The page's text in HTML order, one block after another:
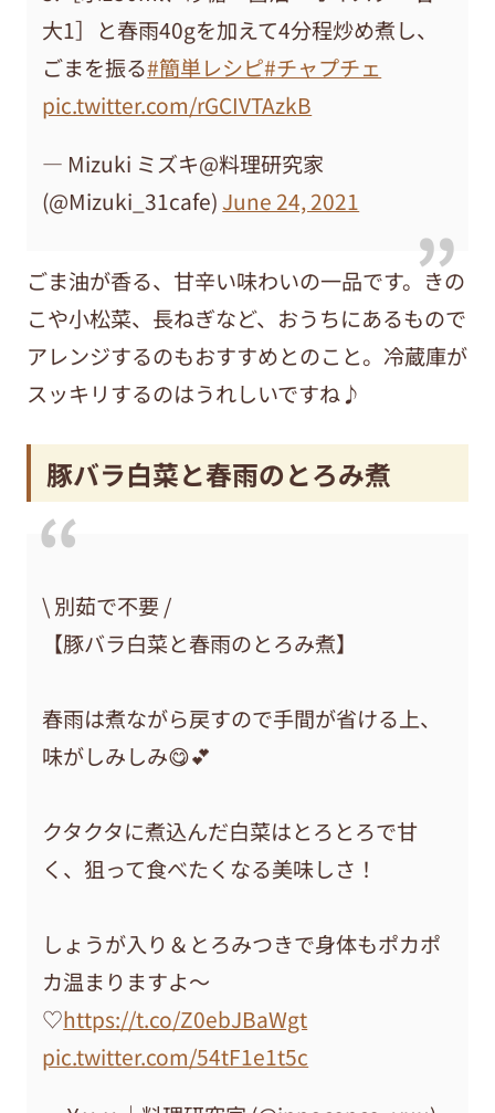
大1］と春雨40gを加えて4分程炒め煮し、
ごまを振る#簡単レシピ#チャプチェ
pic.twitter.com/rGCIVTAzkB
— Mizuki ミズキ@料理研究家
(@Mizuki_31cafe) June 24, 2021
ごま油が香る、甘辛い味わいの一品です。きの
こや小松菜、長ねぎなど、おうちにあるもので
アレンジするのもおすすめとのこと。冷蔵庫が
スッキリするのはうれしいですね♪
豚バラ白菜と春雨のとろみ煮
\ 別茹で不要 /
【豚バラ白菜と春雨のとろみ煮】
春雨は煮ながら戻すので手間が省ける上、
味がしみしみ😋💕
クタクタに煮込んだ白菜はとろとろで甘
く、狙って食べたくなる美味しさ！
しょうが入り＆とろみつきで身体もポカポ
カ温まりますよ～
♡https://t.co/Z0ebJBaWgt
pic.twitter.com/54tF1e1t5c